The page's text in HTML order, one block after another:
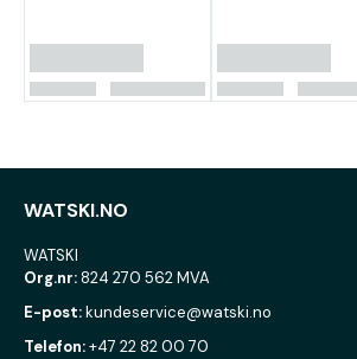
WATSKI.NO
WATSKI
Org.nr:824 270 562 MVA
E-post:kundeservice@watski.no
Telefon:+47 22 82 00 70